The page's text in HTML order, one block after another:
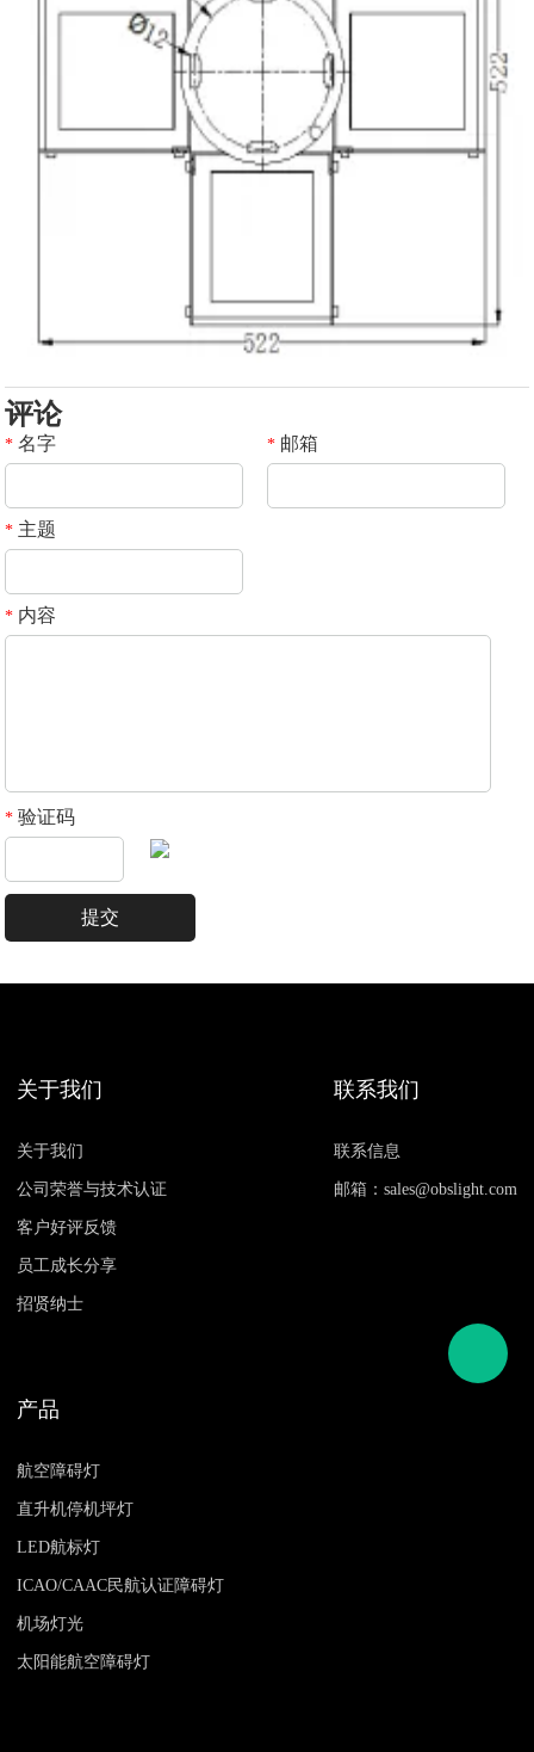
评论
* 名字 * 邮箱
* 主题
* 内容
* 验证码
关于我们
关于我们
公司荣誉与技术认证
客户好评反馈
员工成长分享
招贤纳士
联系我们
联系信息
邮箱：sales@obslight.com
产品
航空障碍灯
直升机停机坪灯
LED航标灯
ICAO/CAAC民航认证障碍灯
机场灯光
太阳能航空障碍灯